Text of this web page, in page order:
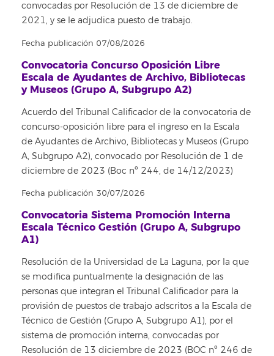
convocadas por Resolución de 13 de diciembre de
2021, y se le adjudica puesto de trabajo.
Fecha publicación 07/08/2026
Convocatoria Concurso Oposición Libre
Escala de Ayudantes de Archivo, Bibliotecas
y Museos (Grupo A, Subgrupo A2)
Acuerdo del Tribunal Calificador de la convocatoria de
concurso-oposición libre para el ingreso en la Escala
de Ayudantes de Archivo, Bibliotecas y Museos (Grupo
A, Subgrupo A2), convocado por Resolución de 1 de
diciembre de 2023 (Boc nº 244, de 14/12/2023)
Fecha publicación 30/07/2026
Convocatoria Sistema Promoción Interna
Escala Técnico Gestión (Grupo A, Subgrupo
A1)
Resolución de la Universidad de La Laguna, por la que
se modifica puntualmente la designación de las
personas que integran el Tribunal Calificador para la
provisión de puestos de trabajo adscritos a la Escala de
Técnico de Gestión (Grupo A, Subgrupo A1), por el
sistema de promoción interna, convocadas por
Resolución de 13 diciembre de 2023 (BOC nº 246 de